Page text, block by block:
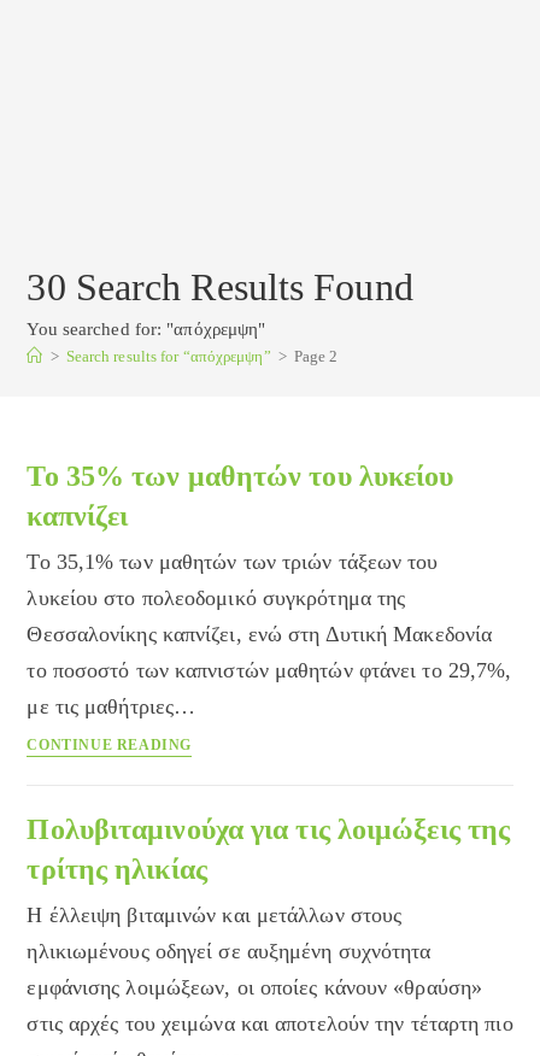
30 Search Results Found
You searched for: "απόχρεμψη"
> Search results for“απόχρεμψη” > Page 2
Το 35% των μαθητών του λυκείου
καπνίζει
Το 35,1% των μαθητών των τριών τάξεων του
λυκείου στο πολεοδομικό συγκρότημα της
Θεσσαλονίκης καπνίζει, ενώ στη Δυτική Μακεδονία
το ποσοστό των καπνιστών μαθητών φτάνει το 29,7%,
με τις μαθήτριες…
CONTINUE READING
μαθητών
λυκείου
καπνίζει
Πολυβιταμινούχα για τις λοιμώξεις της
τρίτης ηλικίας
Η έλλειψη βιταμινών και μετάλλων στους
ηλικιωμένους οδηγεί σε αυξημένη συχνότητα
εμφάνισης λοιμώξεων, οι οποίες κάνουν «θραύση»
στις αρχές του χειμώνα και αποτελούν την τέταρτη πιο